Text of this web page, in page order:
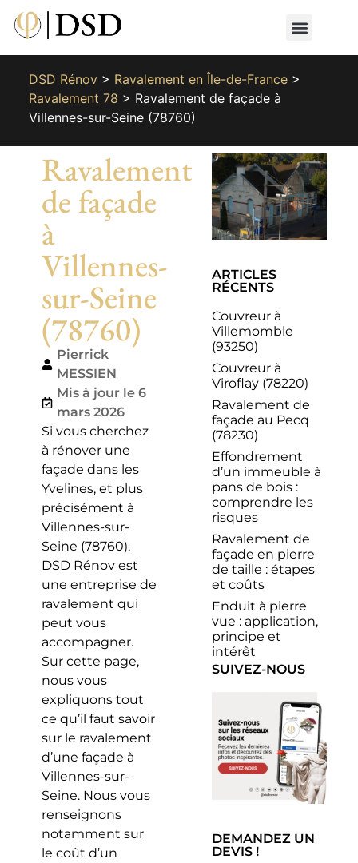
DSD Rénov> Ravalement en Île-de-France>
Ravalement 78 > Ravalement de façade à
Villennes-sur-Seine (78760)
Ravalement
de façade
à
Villennes-
sur-Seine
(78760)
Pierrick
MESSIEN
Mis à jour le 6
mars 2026
Si vous cherchez
à rénover une
façade dans les
Yvelines, et plus
précisément à
Villennes-sur-
Seine (78760),
DSD Rénov est
une entreprise de
ravalement qui
peut vous
accompagner.
Sur cette page,
nous vous
expliquons tout
ce qu’il faut savoir
sur le ravalement
d’une façade à
Villennes-sur-
Seine. Nous vous
renseignons
notamment sur
le coût d’un
ARTICLES
RÉCENTS
Couvreur à
Villemomble
(93250)
Couvreur à
Viroflay (78220)
Ravalement de
façade au Pecq
(78230)
Effondrement
d’un immeuble à
pans de bois :
comprendre les
risques
Ravalement de
façade en pierre
de taille : étapes
et coûts
Enduit à pierre
vue : application,
principe et
intérêt
SUIVEZ-NOUS
DEMANDEZ UN
DEVIS !